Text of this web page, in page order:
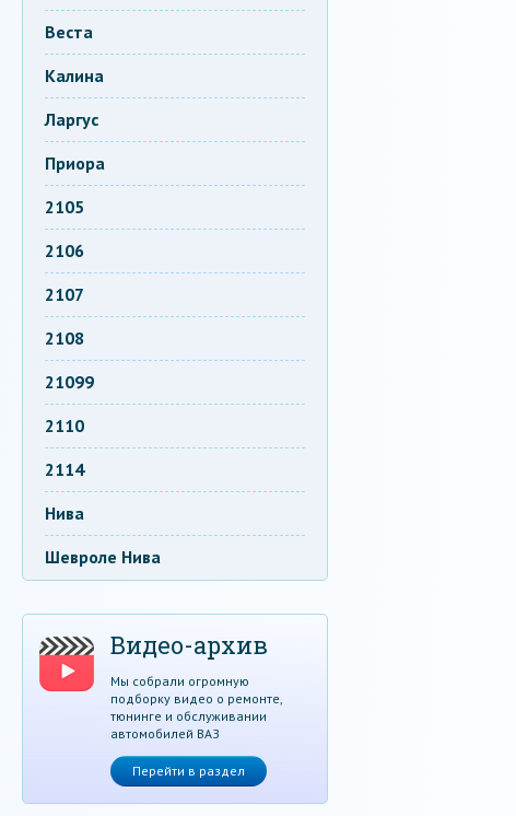
Веста
Калина
Ларгус
Приора
2105
2106
2107
2108
21099
2110
2114
Нива
Шевроле Нива
Видео-архив
Мы собрали огромную
подборку видео о ремонте,
тюнинге и обслуживании
автомобилей ВАЗ
Перейти в раздел